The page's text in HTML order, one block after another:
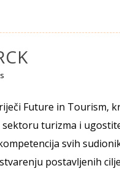
Future in Tourism,
sektoru turizma i
svih
postavljenih